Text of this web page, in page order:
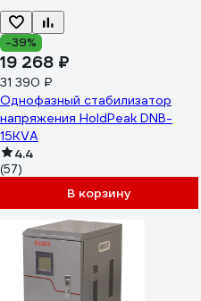
-39%
19 268 ₽
31 390 ₽
Однофазный стабилизатор
напряжения HoldPeak DNB-
15KVA
4.4
(57)
В корзину